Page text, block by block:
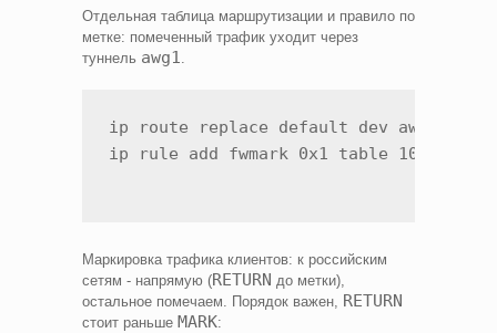
Отдельная таблица маршрутизации и правило по
метке: помеченный трафик уходит через
туннель awg1
ip route replace default dev awg1
Маркировка трафика клиентов: к российским
сетям - напрямую (RETURN до метки),
остальное помечаем. Порядок важен, RETURN
стоит раньше MARK: